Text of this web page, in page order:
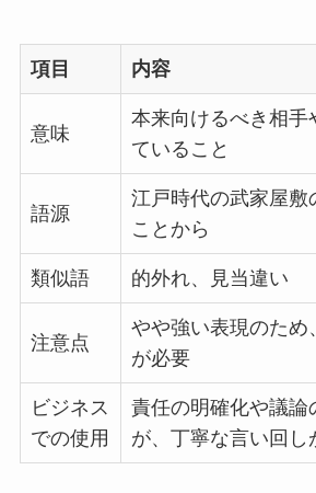
項目 内容
意味
本来向けるべき相手
ていること
語源
江戸時代の武家屋敷
ことから
類似語 的外れ、見当違い
注意点
やや強い表現のため
が必要
ビジネス
での使用
責任の明確化や議論
が、丁寧な言い回し